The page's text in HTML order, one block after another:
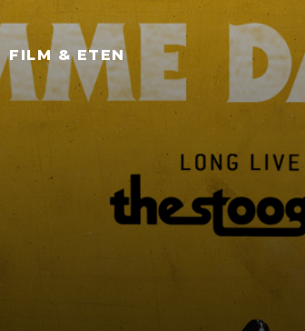
FILM & ETEN